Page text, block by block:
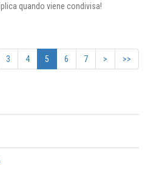
quando viene condivisa!
3 4 5 6 7 > >>